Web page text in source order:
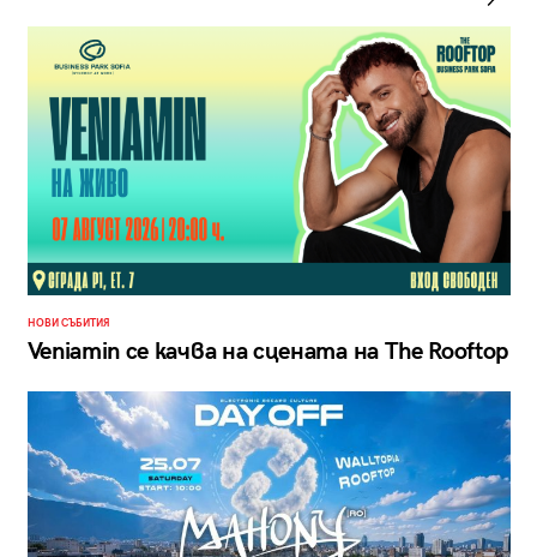
НОВИ СЪБИТИЯ
Veniamin се качва на сцената на The Rooftop